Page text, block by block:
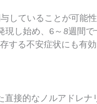
していることが可能
現し始め、6～8週間で
する不安症状にも有
直接的なノルアドレナ